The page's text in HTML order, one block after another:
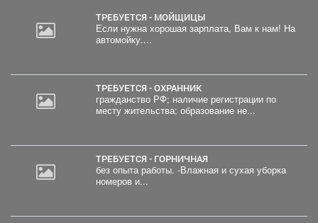
ТРЕБУЕТСЯ - МОЙЩИЦЫ
Если нужна хорошая зарплата, Вам к нам! На
автомойку....
ТРЕБУЕТСЯ - ОХРАННИК
гражданство РФ; наличие регистрации по
месту жительства; образование не...
ТРЕБУЕТСЯ - ГОРНИЧНАЯ
без опыта работы. -Влажная и сухая уборка
номеров и...